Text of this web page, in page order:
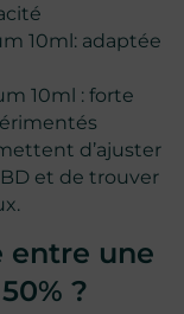
10ml: adaptée
10ml : forte
d’ajuster
et de trouver
entre une
?